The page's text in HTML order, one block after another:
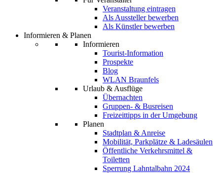
Veranstaltung eintragen
Als Aussteller bewerben
Als Künstler bewerben
Informieren & Planen
Informieren
Tourist-Information
Prospekte
Blog
WLAN Braunfels
Urlaub & Ausflüge
Übernachten
Gruppen- & Busreisen
Freizeittipps in der Umgebung
Planen
Stadtplan & Anreise
Mobilität, Parkplätze & Ladesäulen
Öffentliche Verkehrsmittel &
Toiletten
Sperrung Lahntalbahn 2024